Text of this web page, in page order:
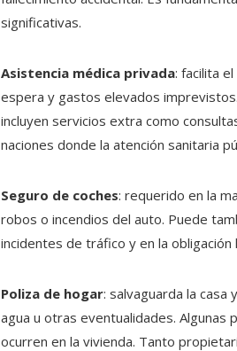
significativas.
Asistencia médica privada: facilita
espera y gastos elevados
incluyen servicios extra como
naciones donde la atención sanitaria
Seguro de coches: requerido en la
robos o incendios del auto. Puede
incidentes de tráfico y en la
Poliza de hogar: salvaguarda la
agua u otras eventualidades.
ocurren en la vivienda. Tanto